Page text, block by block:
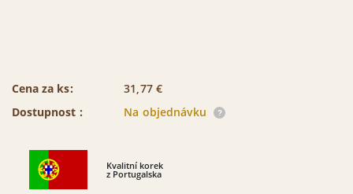
Cena za ks: 31,77 €
Dostupnost :
Na objednávku
Kvalitní korek
z Portugalska